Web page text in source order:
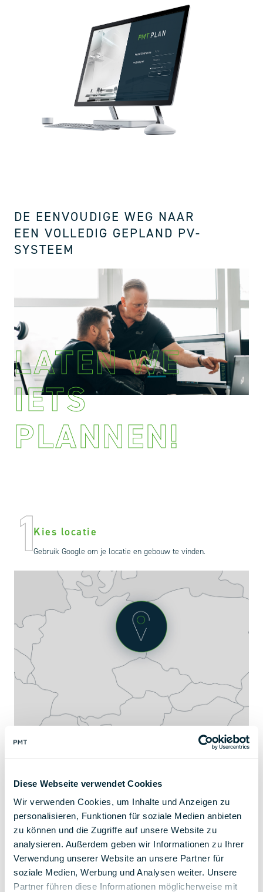
Diese Webseite verwendet Cookies
Wir verwenden Cookies, um Inhalte und Anzeigen zu
personalisieren, Funktionen für soziale Medien anbieten
zu können und die Zugriffe auf unsere Website zu
analysieren. Außerdem geben wir Informationen zu Ihrer
Verwendung unserer Website an unsere Partner für
soziale Medien, Werbung und Analysen weiter. Unsere
Partner führen diese Informationen möglicherweise mit
DE EENVOUDIGE WEG NAAR
EEN VOLLEDIG GEPLAND PV-
SYSTEEM
LATEN WE
IETS
PLANNEN!
1Kies locatie
Gebruik Google om je locatie en gebouw te vinden.
2Dak en storende oppervlakken
vastleggen
Welke gebieden kunnen worden gebruikt? Waar zijn er
storende gebieden waarmee rekening moet worden gehouden
in de planning? Gebruik de MapDrawer om alle overkappingen
en storende gebieden centraal en eenvoudig vast te leggen.